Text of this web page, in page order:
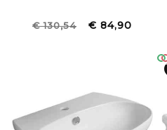
€ 130,54 € 84,90